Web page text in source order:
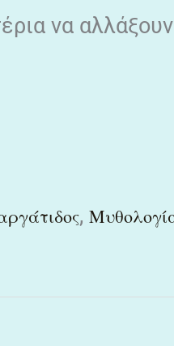
να αλλάξουν
,